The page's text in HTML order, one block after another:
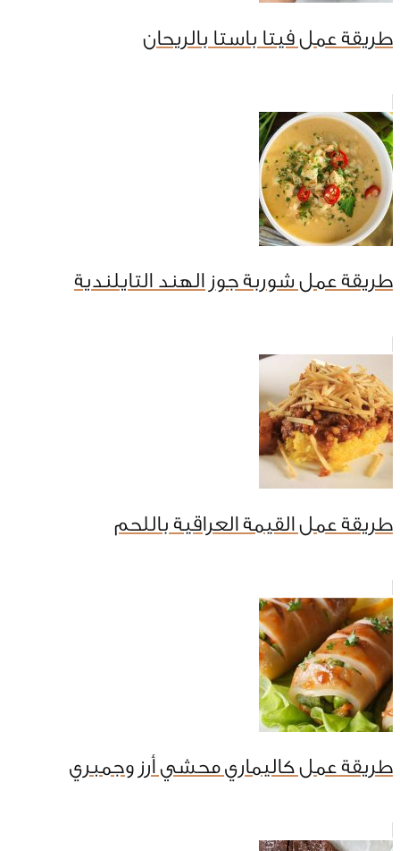
طريقة عمل فيتا باستا بالريحان
طريقة عمل شوربة جوز الهند التايلندية
طريقة عمل القيمة العراقية باللحم
طريقة عمل كاليماري محشي أرز وجمبري